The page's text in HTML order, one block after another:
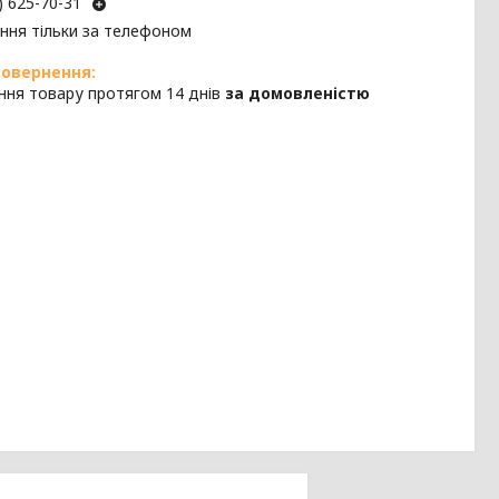
тільки за телефоном
товару протягом 14 днів за домовленістю